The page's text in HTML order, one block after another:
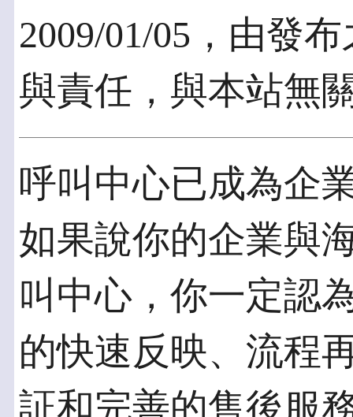
2009/01/05，由發
與責任，與本站無
呼叫中心已成為企
如果說你的企業與
叫中心，你一定認
的快速反映、流程
証和完善的售後服